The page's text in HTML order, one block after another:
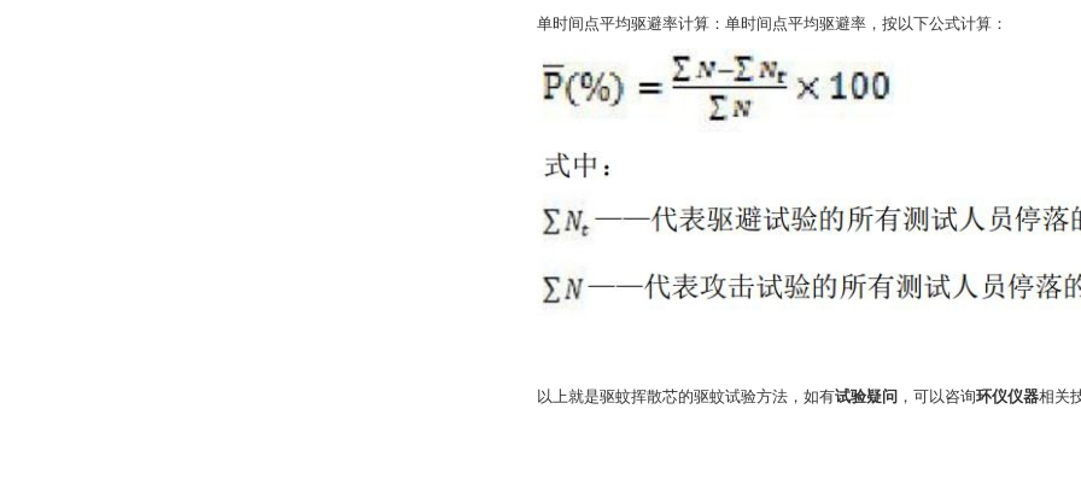
单时间点平均驱避率计算：单时间点平均驱避率，按以下公式计算：
以上就是驱蚊挥散芯的驱蚊试验方法，如有试验疑问 ，可以咨询环仪仪器相关